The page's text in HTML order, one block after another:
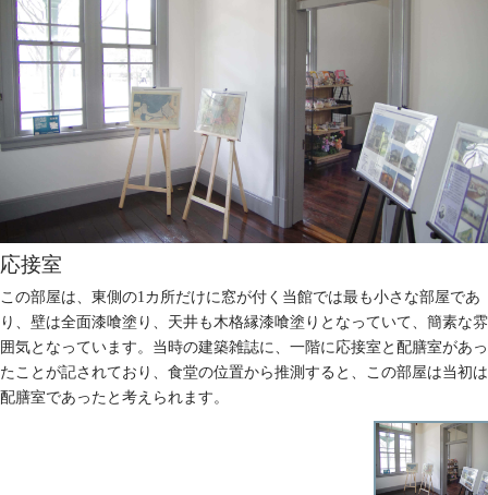
応接室
この部屋は、東側の1カ所だけに窓が付く当館では最も小さな部屋であ
り、壁は全面漆喰塗り、天井も木格縁漆喰塗りとなっていて、簡素な雰
囲気となっています。当時の建築雑誌に、一階に応接室と配膳室があっ
たことが記されており、食堂の位置から推測すると、この部屋は当初は
配膳室であったと考えられます。